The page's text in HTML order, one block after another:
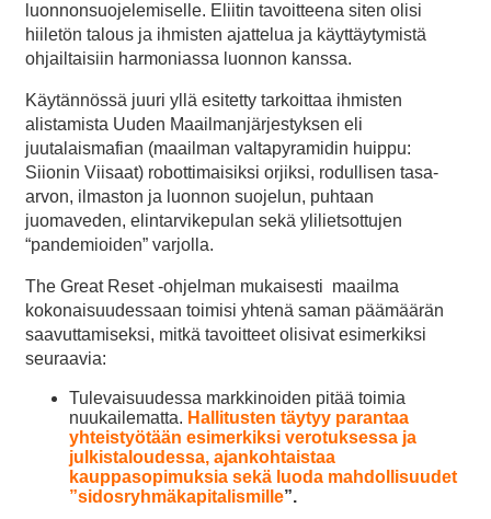
luonnonsuojelemiselle. Eliitin tavoitteena siten olisi
hiiletön talous ja ihmisten ajattelua ja käyttäytymistä
ohjailtaisiin harmoniassa luonnon kanssa.
Käytännössä juuri yllä esitetty tarkoittaa ihmisten
alistamista Uuden Maailmanjärjestyksen eli
juutalaismafian (maailman valtapyramidin huippu:
Siionin Viisaat) robottimaisiksi orjiksi, rodullisen tasa-
arvon, ilmaston ja luonnon suojelun, puhtaan
juomaveden, elintarvikepulan sekä ylilietsottujen
“pandemioiden” varjolla.
The Great Reset -ohjelman mukaisesti maailma
kokonaisuudessaan toimisi yhtenä saman päämäärän
saavuttamiseksi, mitkä tavoitteet olisivat esimerkiksi
seuraavia:
Tulevaisuudessa markkinoiden pitää toimia
nuukailematta. Hallitusten täytyy parantaa
yhteistyötään esimerkiksi verotuksessa ja
julkistaloudessa, ajankohtaistaa
kauppasopimuksia sekä luoda mahdollisuudet
”sidosryhmäkapitalismille”.